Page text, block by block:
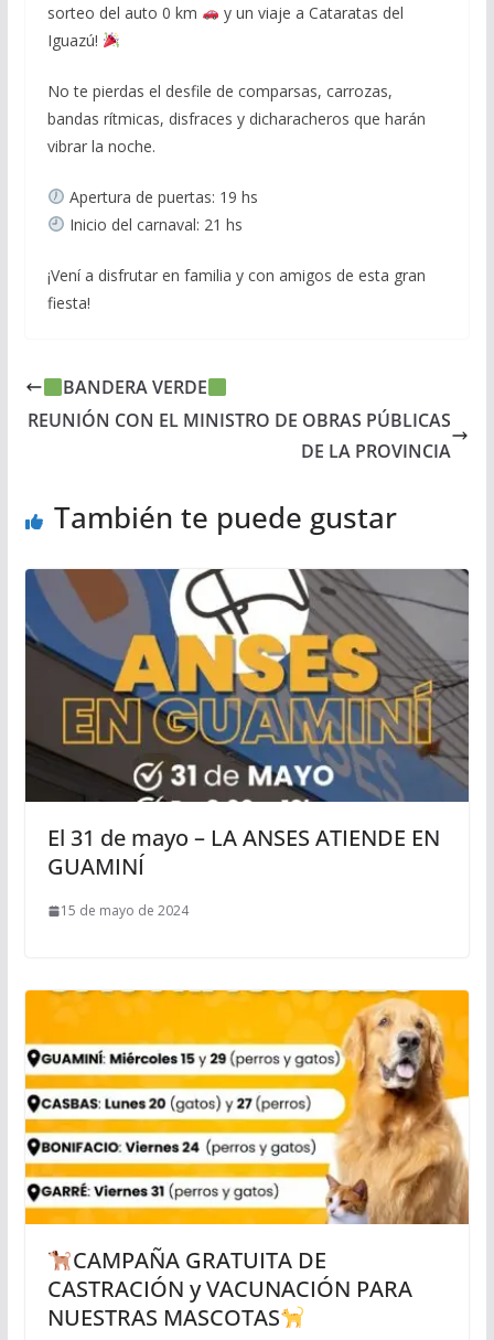
sorteo del auto 0 km
y un viaje a Cataratas del
Iguazú!
No te pierdas el desfile de comparsas, carrozas,
bandas rítmicas, disfraces y dicharacheros que harán
vibrar la noche.
Apertura de puertas: 19 hs
Inicio del carnaval: 21 hs
¡Vení a disfrutar en familia y con amigos de esta gran
fiesta!
BANDERA VERDE
REUNIÓN CON EL MINISTRO DE OBRAS PÚBLICAS
DE LA PROVINCIA
También te puede gustar
El 31 de mayo – LA ANSES ATIENDE EN
GUAMINÍ
15 de mayo de 2024
CAMPAÑA GRATUITA DE
CASTRACIÓN y VACUNACIÓN PARA
NUESTRAS MASCOTAS